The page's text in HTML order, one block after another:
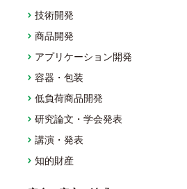
技術開発
商品開発
アプリケーション開発
容器・包装
低負荷商品開発
研究論文・学会発表
講演・発表
知的財産